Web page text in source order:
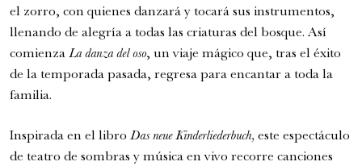
el zorro, con quienes danzará y tocará sus instrumentos,
llenando de alegría a todas las criaturas del bosque. Así
comienza La danza del oso, un viaje mágico que, tras el éxito
de la temporada pasada, regresa para encantar a toda la
familia.
Inspirada en el libro Das neue Kinderliederbuch, este espectáculo
de teatro de sombras y música en vivo recorre canciones